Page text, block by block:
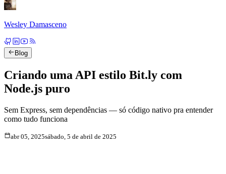
Wesley Damasceno
Blog
Criando uma API estilo Bit.ly com
Node.js puro
Sem Express, sem dependências — só código nativo pra entender
como tudo funciona
abr 05, 2025sábado, 5 de abril de 2025